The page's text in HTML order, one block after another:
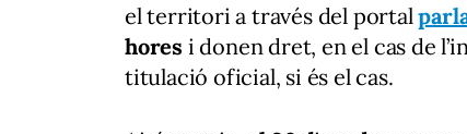
el territori a través del portal
hores i donen dret, en el cas de
titulació oficial, si és el cas.